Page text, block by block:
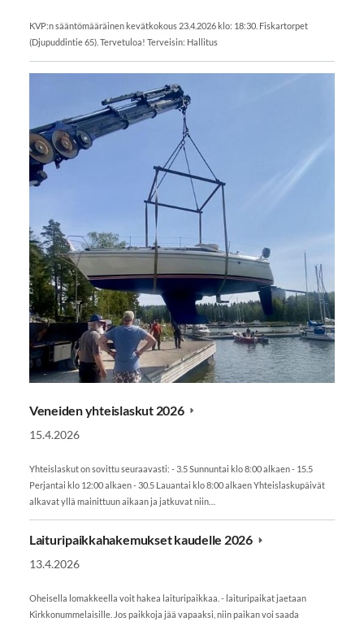
KVP:n sääntömääräinen kevätkokous 23.4.2026 klo: 18:30. Fiskartorpet
(Djupuddintie 65). Tervetuloa! Terveisin: Hallitus
Veneiden yhteislaskut 2026
15.4.2026
Yhteislaskut on sovittu seuraavasti: - 3.5 Sunnuntai klo 8:00 alkaen - 15.5
Perjantai klo 12:00 alkaen - 30.5 Lauantai klo 8:00 alkaen Yhteislaskupäivät
alkavat yllä mainittuun aikaan ja jatkuvat niin…
Laituripaikkahakemukset kaudelle 2026
13.4.2026
Oheisella lomakkeella voit hakea laituripaikkaa. - laituripaikat jaetaan
Kirkkonummelaisille. Jos paikkoja jää vapaaksi, niin paikan voi saada